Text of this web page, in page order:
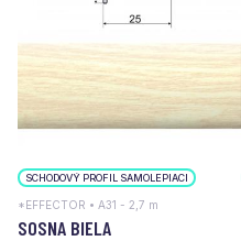
SCHODOVÝ PROFIL SAMOLEPIACI
*EFFECTOR • A31 - 2,7 m
SOSNA BIELA